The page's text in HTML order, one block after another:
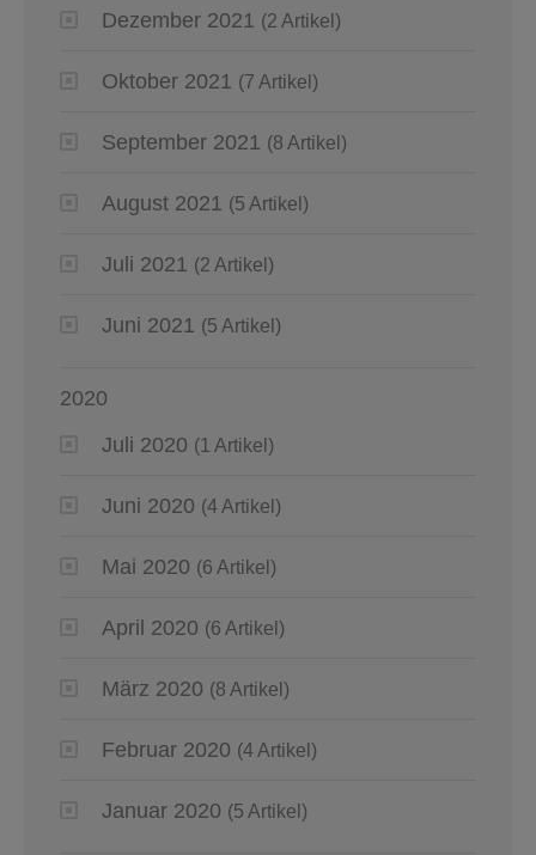
Dezember 2021 (2 Artikel)
Oktober 2021 (7 Artikel)
September 2021 (8 Artikel)
August 2021 (5 Artikel)
Juli 2021 (2 Artikel)
Juni 2021 (5 Artikel)
2020
Juli 2020 (1 Artikel)
Juni 2020 (4 Artikel)
Mai 2020 (6 Artikel)
April 2020 (6 Artikel)
März 2020 (8 Artikel)
Februar 2020 (4 Artikel)
Januar 2020 (5 Artikel)